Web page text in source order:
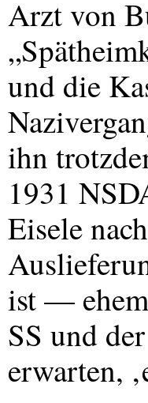
Arzt von
und die
ihn
1931
Eisele
ist —
SS und der
erwarten,